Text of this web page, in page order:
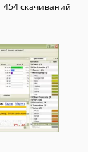
454 скачиваний